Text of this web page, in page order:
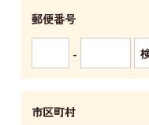
郵便番号
-
市区町村